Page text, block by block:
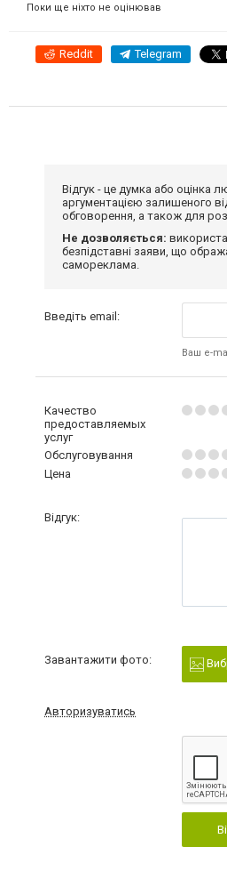
Поки ще ніхто не оцінював
Reddit Telegram
Відгук - це думка або
аргументацією залишеного
обговорення, а також для
Не дозволяється:
безпідставні заяви, що
самореклама.
Введіть email:
Ваш e-
Качество
предоставляемых
услуг
Обслуговування
Цена
Відгук:
Завантажити фото:
Авторизуватись